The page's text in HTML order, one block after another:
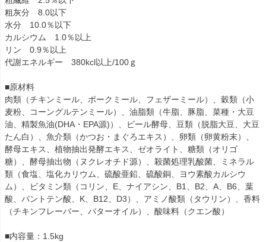
粗灰分 8.0以下
水分 10.0％以下
カルシウム 1.0％以上
リン 0.9％以上
代謝エネルギー 380kcl以上/100ｇ
■原材料
肉類（チキンミール、ポークミール、フェザーミール）、穀類（小
麦粉、コーングルテンミール）、油脂類（牛脂、豚脂、菜種・大豆
油、精製魚油(DHA・EPA源)）、ビール酵母、豆類（脱脂大豆、大豆
たん白）、魚介類（かつお・まぐろエキス）、卵類（卵黄粉末）、
酵母エキス、植物抽出発酵エキス、ゼオライト、糖類（オリゴ
糖）、酵母抽出物（ヌクレオチド源）、殺菌処理乳酸菌、ミネラル
類（食塩、塩化カリウム、硫酸亜鉛、硫酸銅、ヨウ素酸カルシウ
ム）、ビタミン類（コリン、E、ナイアシン、B1、B2、A、B6、葉
酸、パントテン酸、K、B12、D3）、アミノ酸類（タウリン）、香料
（チキンフレーバー、バターオイル）、酸味料（クエン酸）
■内容量：1.5kg